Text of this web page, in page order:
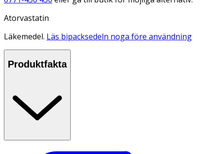
Atorvastatin
Läkemedel. Läs bipacksedeln noga före användning
Produktfakta